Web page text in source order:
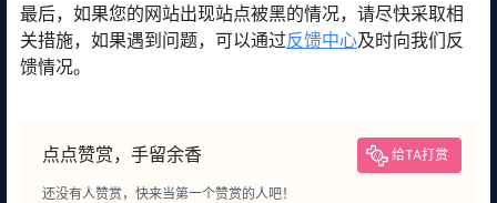
最后，如果您的网站出现站点被黑的情况，请尽快采取相
关措施，如果遇到问题，可以通过反馈中心及时向我们反
馈情况。
点点赞赏，手留余香 给TA打赏
还没有人赞赏，快来当第一个赞赏的人吧！